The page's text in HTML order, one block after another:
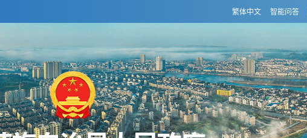
繁体中文 智能问答